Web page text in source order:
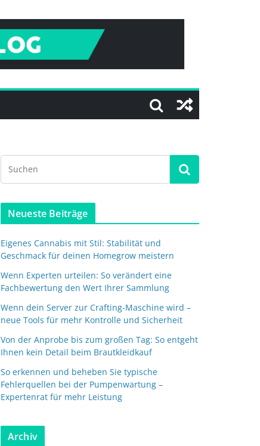
Neueste Beiträge
Eigenes Cannabis mit Stil: Stabilität und
Geschmack für deinen Homegrow meistern
Wenn Experten urteilen: So verändert eine
Fachbewertung den Wert Ihrer Sammlung
Wenn dein Server zur Crafting-Maschine wird –
neue Tools für mehr Kontrolle und Sicherheit
Von der Anprobe bis zum großen Tag: So entgeht
Ihnen kein Detail beim Brautkleidkauf
So erkennen und beheben Sie typische
Fehlerquellen bei der Pumpenwartung –
Expertenrat für mehr Leistung
Archiv